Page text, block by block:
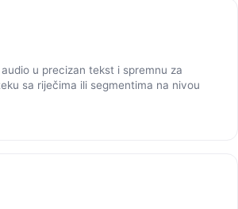
u precizan tekst i spremnu za
sa riječima ili segmentima na nivou